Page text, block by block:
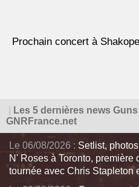
Prochain concert à
Les 5 dernières news
GNRFrance.net
Le 06/08/2026 : Setlist,
N' Roses à Toronto, première
tournée avec Chris Stapleton